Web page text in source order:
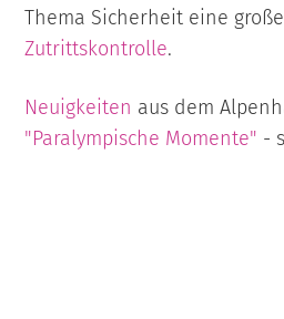
Thema Sicherheit eine
Zutrittskontrolle.
Neuigkeiten aus dem
"Paralympische Momente" -